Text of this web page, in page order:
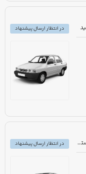
در انتظار ارسال پیشنهاد
مزایده دولتی خودرو پژو 405 مدل 1394 رنگ خاکستری
در انتظار ارسال پیشنهاد